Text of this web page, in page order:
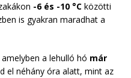
-6 és -10 °C közötti
is gyakran maradhat a
a lehulló hó már
el néhány óra alatt, mint az